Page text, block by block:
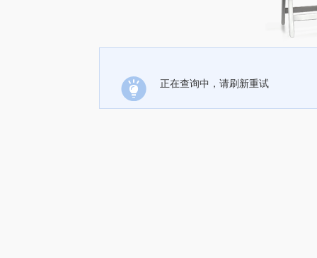
正在查询中，请刷新重试